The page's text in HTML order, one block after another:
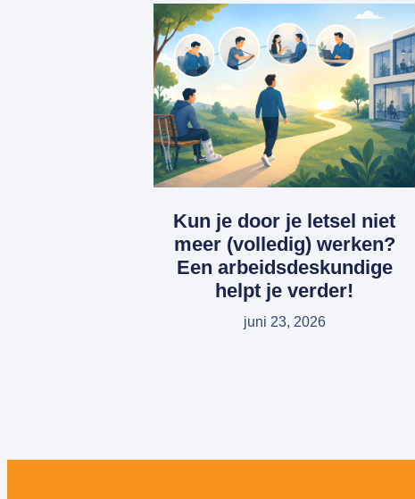
Kun je door je letsel niet
meer (volledig) werken?
Een arbeidsdeskundige
helpt je verder!
juni 23, 2026